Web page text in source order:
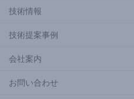
技術情報
技術提案事例
会社案内
お問い合わせ